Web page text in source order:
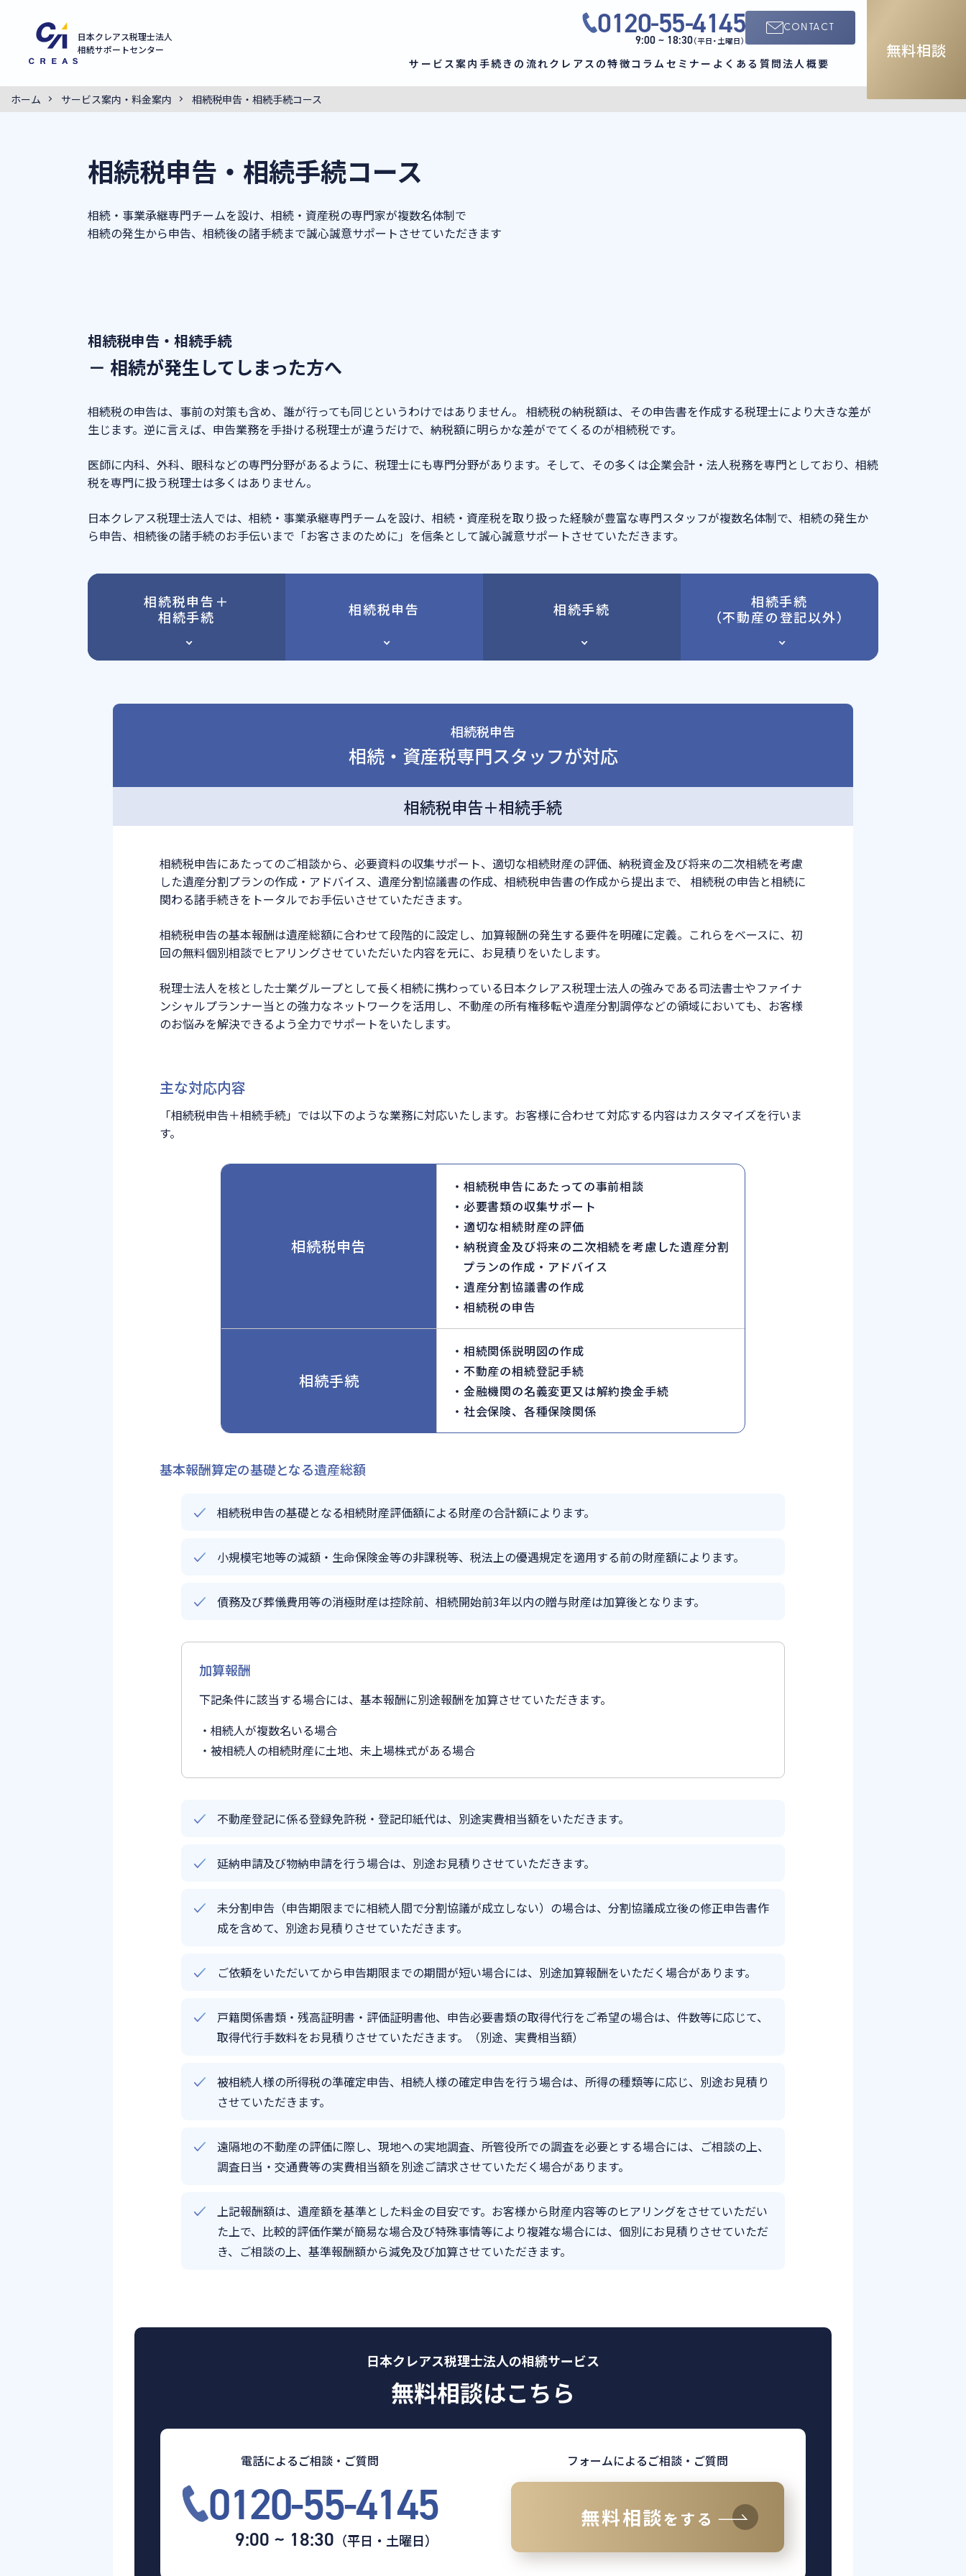
日本クレアス税理士法人
相続サポートセンター
0120-55-4145
9:00 ~ 18:30（平日・土曜日）
CONTACT
サービス案内 手続きの流れクレアスの特徴コラム セミナー よくある質問法人概要
無料相談
ホーム サービス案内・料金案内 相続税申告・相続手続コース
相続税申告・相続手続コース
相続・事業承継専門チームを設け、相続・資産税の専門家が複数名体制で
相続の発生から申告、相続後の諸手続まで誠心誠意サポートさせていただきます
相続税申告・相続手続
－ 相続が発生してしまった方へ
相続税の申告は、事前の対策も含め、誰が行っても同じというわけではありません。 相続税の納税額は、その申告書を作成する税理士により大きな差が
生じます。逆に言えば、申告業務を手掛ける税理士が違うだけで、納税額に明らかな差がでてくるのが相続税です。
医師に内科、外科、眼科などの専門分野があるように、税理士にも専門分野があります。そして、その多くは企業会計・法人税務を専門としており、相続
税を専門に扱う税理士は多くはありません。
日本クレアス税理士法人では、相続・事業承継専門チームを設け、相続・資産税を取り扱った経験が豊富な専門スタッフが複数名体制で、相続の発生か
ら申告、相続後の諸手続のお手伝いまで「お客さまのために」を信条として誠心誠意サポートさせていただきます。
相続税申告＋
相続手続
相続税申告 相続手続
相続手続
（不動産の登記以外）
相続税申告
相続・資産税専門スタッフが対応
相続税申告＋相続手続
相続税申告にあたってのご相談から、必要資料の収集サポート、適切な相続財産の評価、納税資金及び将来の二次相続を考慮
した遺産分割プランの作成・アドバイス、遺産分割協議書の作成、相続税申告書の作成から提出まで、 相続税の申告と相続に
関わる諸手続きをトータルでお手伝いさせていただきます。
相続税申告の基本報酬は遺産総額に合わせて段階的に設定し、加算報酬の発生する要件を明確に定義。これらをベースに、初
回の無料個別相談でヒアリングさせていただいた内容を元に、お見積りをいたします。
税理士法人を核とした士業グループとして長く相続に携わっている日本クレアス税理士法人の強みである司法書士やファイナ
ンシャルプランナー当との強力なネットワークを活用し、不動産の所有権移転や遺産分割調停などの領域においても、お客様
のお悩みを解決できるよう全力でサポートをいたします。
主な対応内容
「相続税申告＋相続手続」では以下のような業務に対応いたします。お客様に合わせて対応する内容はカスタマイズを行いま
す。
相続税申告
相続税申告にあたっての事前相談
必要書類の収集サポート
適切な相続財産の評価
納税資金及び将来の二次相続を考慮した遺産分割
プランの作成・アドバイス
遺産分割協議書の作成
相続税の申告
相続手続
相続関係説明図の作成
不動産の相続登記手続
金融機関の名義変更又は解約換金手続
社会保険、各種保険関係
基本報酬算定の基礎となる遺産総額
相続税申告の基礎となる相続財産評価額による財産の合計額によります。
小規模宅地等の減額・生命保険金等の非課税等、税法上の優遇規定を適用する前の財産額によります。
債務及び葬儀費用等の消極財産は控除前、相続開始前3年以内の贈与財産は加算後となります。
加算報酬
下記条件に該当する場合には、基本報酬に別途報酬を加算させていただきます。
相続人が複数名いる場合
被相続人の相続財産に土地、未上場株式がある場合
不動産登記に係る登録免許税・登記印紙代は、別途実費相当額をいただきます。
延納申請及び物納申請を行う場合は、別途お見積りさせていただきます。
未分割申告（申告期限までに相続人間で分割協議が成立しない）の場合は、分割協議成立後の修正申告書作
成を含めて、別途お見積りさせていただきます。
ご依頼をいただいてから申告期限までの期間が短い場合には、別途加算報酬をいただく場合があります。
戸籍関係書類・残高証明書・評価証明書他、申告必要書類の取得代行をご希望の場合は、件数等に応じて、
取得代行手数料をお見積りさせていただきます。（別途、実費相当額）
被相続人様の所得税の準確定申告、相続人様の確定申告を行う場合は、所得の種類等に応じ、別途お見積り
させていただきます。
遠隔地の不動産の評価に際し、現地への実地調査、所管役所での調査を必要とする場合には、ご相談の上、
調査日当・交通費等の実費相当額を別途ご請求させていただく場合があります。
上記報酬額は、遺産額を基準とした料金の目安です。お客様から財産内容等のヒアリングをさせていただい
た上で、比較的評価作業が簡易な場合及び特殊事情等により複雑な場合には、個別にお見積りさせていただ
き、ご相談の上、基準報酬額から減免及び加算させていただきます。
日本クレアス税理士法人の相続サービス
無料相談はこちら
電話によるご相談・ご質問
0120-55-4145
9:00 ~ 18:30 （平日・土曜日）
フォームによるご相談・ご質問
無料相談をする